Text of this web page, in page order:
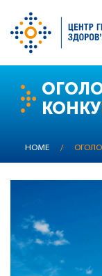
main
HOME /